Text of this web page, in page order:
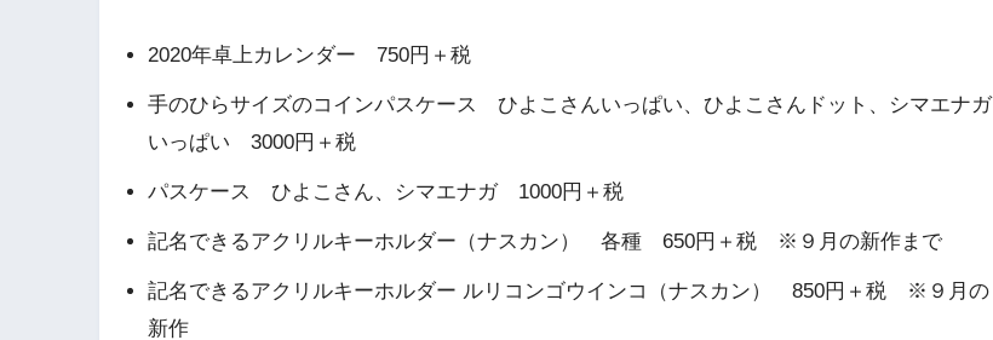
2020年卓上カレンダー 750円＋税
手のひらサイズのコインパスケース ひよこさんいっぱい、ひよこさんドット、シマエナガ
いっぱい 3000円＋税
パスケース ひよこさん、シマエナガ 1000円＋税
記名できるアクリルキーホルダー（ナスカン） 各種 650円＋税 ※９月の新作まで
記名できるアクリルキーホルダー ルリコンゴウインコ（ナスカン） 850円＋税 ※９月の
新作